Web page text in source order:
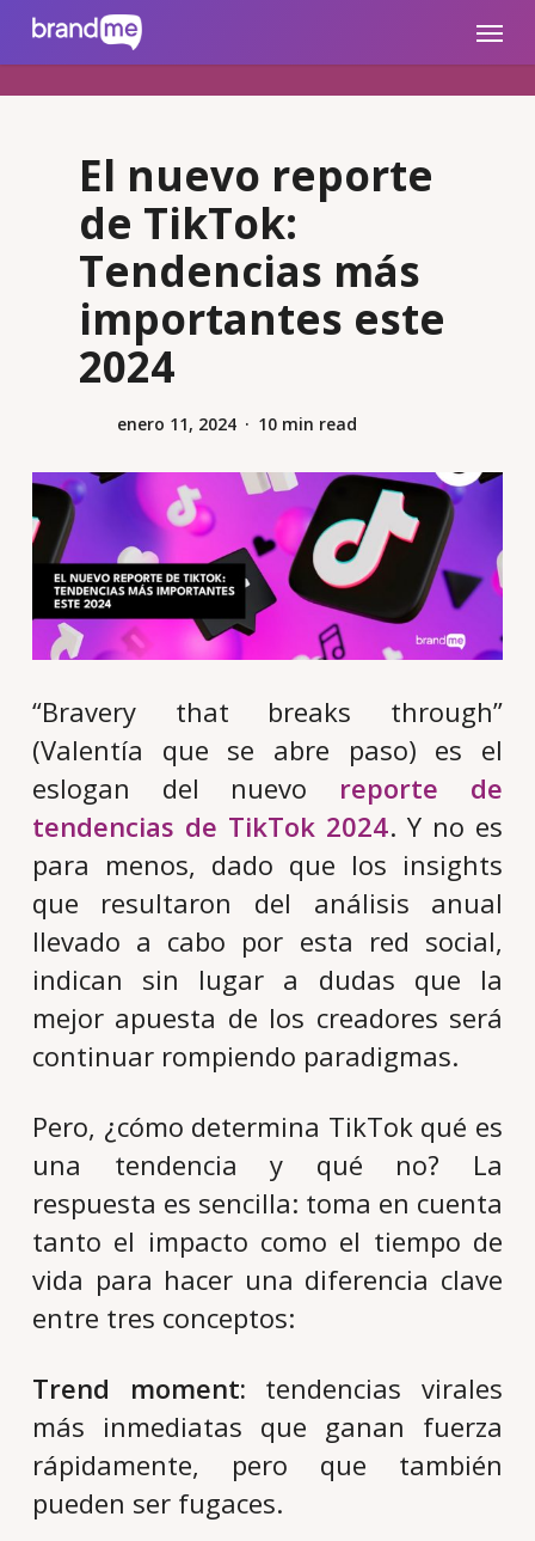
brandme.la Menu
El nuevo reporte
de TikTok:
Tendencias más
importantes este
2024
enero 11, 2024 10 min read
“Bravery that breaks through”
(Valentía que se abre paso) es el
eslogan del nuevo reporte de
tendencias de TikTok 2024. Y no es
para menos, dado que los insights
que resultaron del análisis anual
llevado a cabo por esta red social,
indican sin lugar a dudas que la
mejor apuesta de los creadores será
continuar rompiendo paradigmas.
Pero, ¿cómo determina TikTok qué es
una tendencia y qué no? La
respuesta es sencilla: toma en cuenta
tanto el impacto como el tiempo de
vida para hacer una diferencia clave
entre tres conceptos:
Trend moment: tendencias virales
más inmediatas que ganan fuerza
rápidamente, pero que también
pueden ser fugaces.